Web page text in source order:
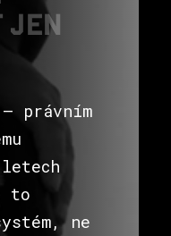
JEN
– právním
letech
to
ne